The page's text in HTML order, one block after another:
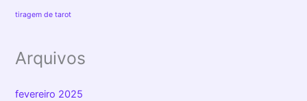
tiragem de tarot
Arquivos
fevereiro 2025